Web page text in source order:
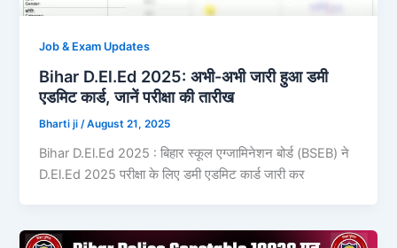
Job & Exam Updates
Bihar D.El.Ed 2025: अभी-अभी जारी हुआ डमी
एडमिट कार्ड, जानें परीक्षा की तारीख
Bharti ji/August 21, 2025
Bihar D.El.Ed 2025 : बिहार स्कूल एग्जामिनेशन बोर्ड (BSEB) ने
D.El.Ed 2025 परीक्षा के लिए डमी एडमिट कार्ड जारी कर